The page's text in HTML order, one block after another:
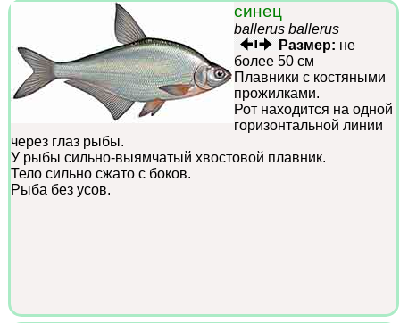
синец
ballerus ballerus
Размер: не
более 50 см
Плавники с костяными
прожилками.
Рот находится на одной
горизонтальной линии
через глаз рыбы.
У рыбы сильно-выямчатый хвостовой плавник.
Тело сильно сжато с боков.
Рыба без усов.